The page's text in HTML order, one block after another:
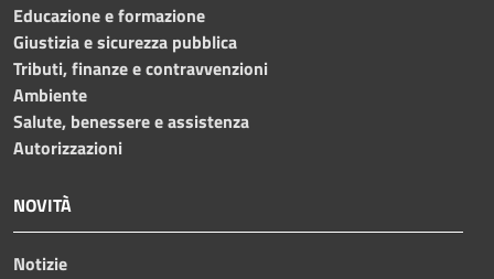
Educazione e formazione
Giustizia e sicurezza pubblica
Tributi, finanze e contravvenzioni
Ambiente
Salute, benessere e assistenza
Autorizzazioni
NOVITÀ
Notizie